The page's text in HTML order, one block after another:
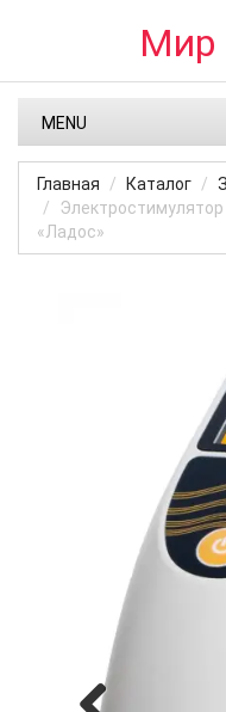
Мир
MENU
Главная Каталог
«Ладос»